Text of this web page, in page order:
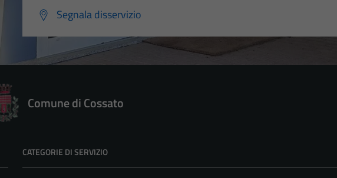
Segnala disservizio
Comune di Cossato
CATEGORIE DI SERVIZIO